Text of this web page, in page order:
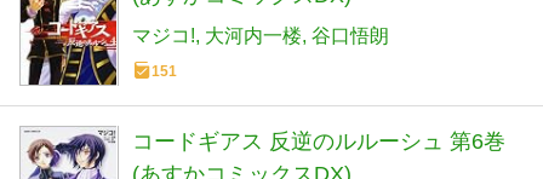
マジコ! 大河内一楼 谷口悟朗
151
コードギアス 反逆のルルーシュ 第6巻